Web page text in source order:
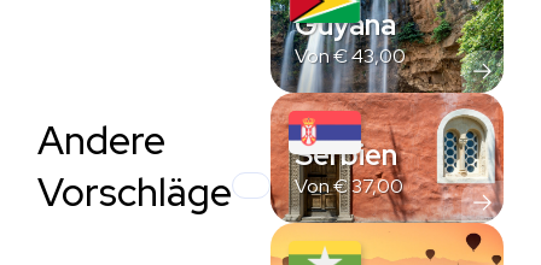
Andere
Vorschläge
Guyana
Von€43,00
Serbien
Von€37,00